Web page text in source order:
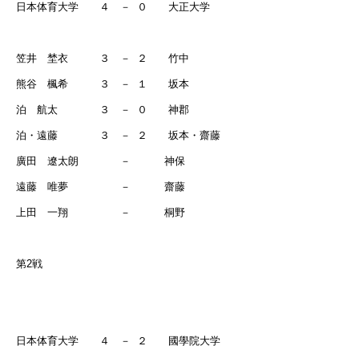
日本体育大学 ４ － ０ 大正大学
笠井 埜衣 ３ － ２ 竹中
熊谷 楓希 ３ － １ 坂本
泊 航太 ３ － ０ 神郡
泊・遠藤 ３ － ２ 坂本・齋藤
廣田 遼太朗 － 神保
遠藤 唯夢 － 齋藤
上田 一翔 － 桐野
第2戦
日本体育大学 ４ － ２ 國學院大学